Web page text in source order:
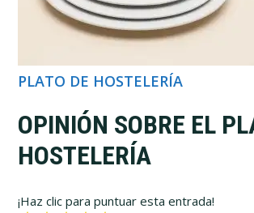
PLATO DE HOSTELERÍA
OPINIÓN SOBRE EL
HOSTELERÍA
¡Haz clic para puntuar esta entrada!